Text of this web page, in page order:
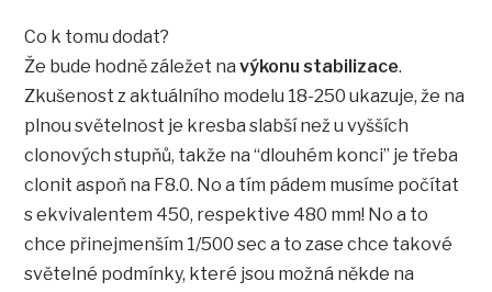
Co k tomu dodat?
Že bude hodně záležet navýkonu stabilizace.
Zkušenost z aktuálního modelu 18-250 ukazuje, že na
plnou světelnost je kresba slabší než u vyšších
clonových stupňů, takže na “dlouhém konci” je třeba
clonit aspoň na F8.0. No a tím pádem musíme počítat
s ekvivalentem 450, respektive 480 mm! No a to
chce přinejmenším 1/500 sec a to zase chce takové
světelné podmínky, které jsou možná někde na